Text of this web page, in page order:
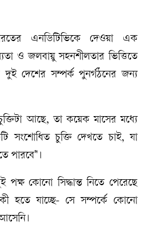
এনডিটিভিকে দেওয়া এক
ও জলবায়ু সহনশীলতার ভিত্তিতে
দুই দেশের সম্পর্ক পুনর্গঠনের জন্য
আছে, তা কয়েক মাসের মধ্যে
সংশোধিত চুক্তি দেখতে চাই, যা
পারবে"।
কোনো সিদ্ধান্ত নিতে পেরেছে
কী হতে যাচ্ছে- সে সম্পর্কে কোনো